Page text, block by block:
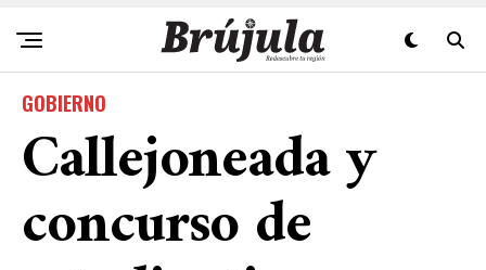
GOBIERNO
Callejoneada y
concurso de